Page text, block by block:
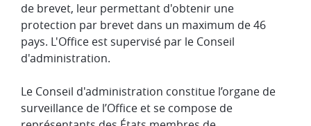
de brevet, leur permettant d'obtenir une
protection par brevet dans un maximum de 46
pays. L'Office est supervisé par le Conseil
d'administration.
Le Conseil d'administration constitue l’organe de
surveillance de l’Office et se compose de